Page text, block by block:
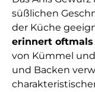
süßlichen
der Küche
erinnert
von Kümmel
und Backen